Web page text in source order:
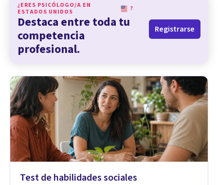
¿ERES PSICÓLOGO/A EN
ESTADOS UNIDOS
?
Destaca entre toda tu
competencia
profesional.
Registrarse
Test de habilidades sociales